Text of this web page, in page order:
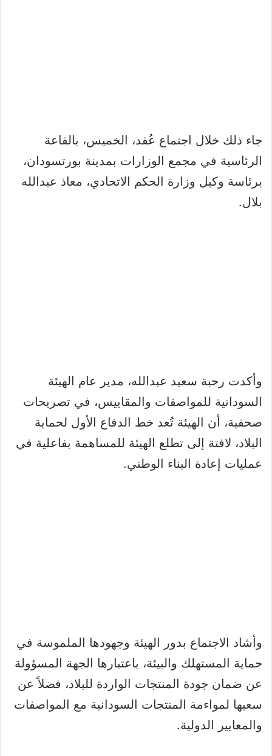
جاء ذلك خلال اجتماع عُقد، الخميس، بالقاعة
الرئاسية في مجمع الوزارات بمدينة بورتسودان،
برئاسة وكيل وزارة الحكم الاتحادي، معاذ عبدالله
بلال.
وأكدت رحبة سعيد عبدالله، مدير عام الهيئة
السودانية للمواصفات والمقاييس، في تصريحات
صحفية، أن الهيئة تُعد خط الدفاع الأول لحماية
البلاد، لافتة إلى تطلع الهيئة للمساهمة بفاعلية في
عمليات إعادة البناء الوطني.
وأشاد الاجتماع بدور الهيئة وجهودها الملموسة في
حماية المستهلك والبيئة، باعتبارها الجهة المسؤولة
عن ضمان جودة المنتجات الواردة للبلاد، فضلاً عن
سعيها لمواءمة المنتجات السودانية مع المواصفات
والمعايير الدولية.